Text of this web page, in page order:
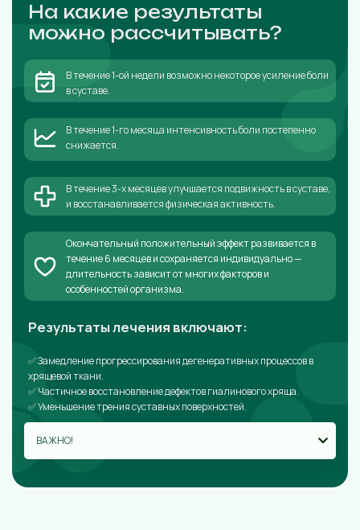
На какие результаты
можно рассчитывать?
В течение 1-ой недели возможно некоторое усиление боли
в суставе.
В течение 1-го месяца интенсивность боли постепенно
снижается.
В течение 3-х месяцев улучшается подвижность в суставе,
и восстанавливается физическая активность.
Окончательный положительный эффект развивается в
течение 6 месяцев и сохраняется индивидуально —
длительность зависит от многих факторов и
особенностей организма.
Результаты лечения включают:
✅ Замедление прогрессирования дегенеративных процессов в
хрящевой ткани.
✅ Частичное восстановление дефектов гиалинового хряща.
✅ Уменьшение трения суставных поверхностей.
ВАЖНО!